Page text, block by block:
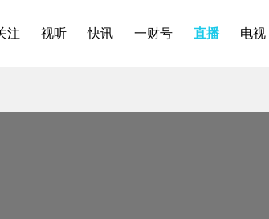
注 视听 快讯 一财号 直播 电视